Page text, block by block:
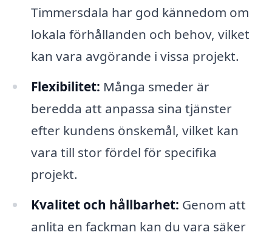
Timmersdala har god kännedom om
lokala förhållanden och behov, vilket
kan vara avgörande i vissa projekt.
Flexibilitet: Många smeder är
beredda att anpassa sina tjänster
efter kundens önskemål, vilket kan
vara till stor fördel för specifika
projekt.
Kvalitet och hållbarhet: Genom att
anlita en fackman kan du vara säker